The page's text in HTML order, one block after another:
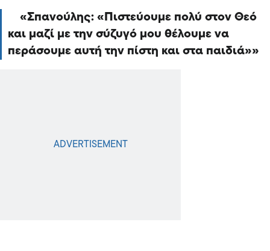
Σπανούλης: «Πιστεύουμε πολύ στον Θεό
και μαζί με την σύζυγό μου θέλουμε να
περάσουμε αυτή την πίστη και στα παιδιά»